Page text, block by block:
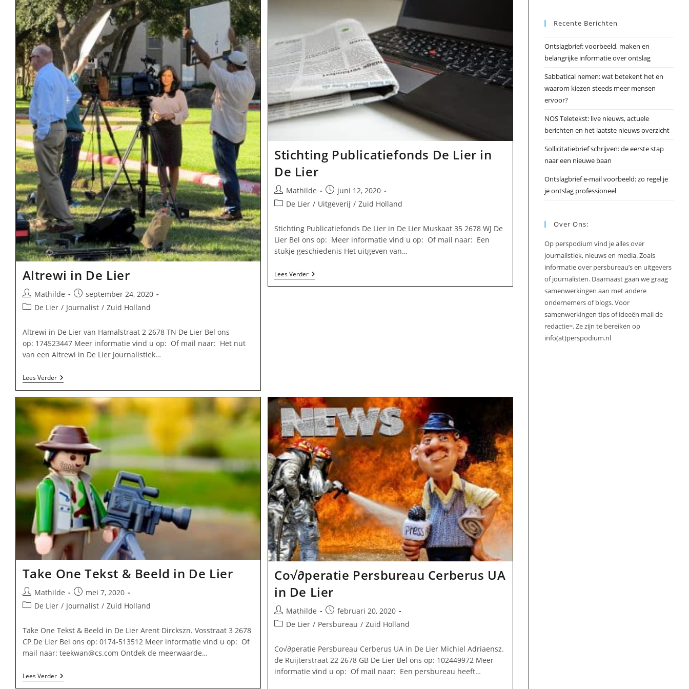
Altrewi in De Lier
Bericht
auteur:
Mathilde
Bericht
gepubliceerd
september 24, 2020
Berichtcategorie:
De Lier / Journalist / Zuid Holland
Altrewi in De Lier van Hamalstraat 2 2678 TN De Lier Bel ons
op: 174523447 Meer informatie vind u op: Of mail naar: Het nut
van een Altrewi in De Lier Journalistiek…
Lees VerderAltrewi
In
Lier
Stichting Publicatiefonds De Lier in
De Lier
Bericht
auteur:
Mathilde
Bericht
gepubliceerd
op:
juni 12, 2020
Berichtcategorie:
De Lier / Uitgeverij / Zuid Holland
Stichting Publicatiefonds De Lier in De Lier Muskaat 35 2678 WJ De
Lier Bel ons op: Meer informatie vind u op: Of mail naar: Een
stukje geschiedenis Het uitgeven van…
Lees VerderStichting
Publicatiefonds
Take One Tekst & Beeld in De Lier
Bericht
auteur:
Mathilde
Bericht
gepubliceerd
mei 7, 2020
Berichtcategorie:
De Lier / Journalist / Zuid Holland
Take One Tekst & Beeld in De Lier Arent Dirckszn. Vosstraat 3 2678
CP De Lier Bel ons op: 0174-513512 Meer informatie vind u op: Of
mail naar: teekwan@cs.com Ontdek de meerwaarde…
Lees VerderTake
One
Co√∂peratie Persbureau Cerberus UA
in De Lier
Bericht
auteur:
Mathilde
Bericht
gepubliceerd
februari 20, 2020
Berichtcategorie:
De Lier / Persbureau / Zuid Holland
Co√∂peratie Persbureau Cerberus UA in De Lier Michiel Adriaensz.
de Ruijterstraat 22 2678 GB De Lier Bel ons op: 102449972 Meer
informatie vind u op: Of mail naar: Een persbureau heeft…
Recente Berichten
Ontslagbrief: voorbeeld, maken en
belangrijke informatie over ontslag
Sabbatical nemen: wat betekent het en
waarom kiezen steeds meer mensen
ervoor?
NOS Teletekst: live nieuws, actuele
berichten en het laatste nieuws overzicht
Sollicitatiebrief schrijven: de eerste stap
naar een nieuwe baan
Ontslagbrief e-mail voorbeeld: zo regel je
je ontslag professioneel
Over Ons:
Op perspodium vind je alles over
journalistiek, nieuws en media. Zoals
informatie over persbureau’s en uitgevers
of journalisten. Daarnaast gaan we graag
samenwerkingen aan met andere
ondernemers of blogs. Voor
samenwerkingen tips of ideeën mail de
redactie=. Ze zijn te bereiken op
info(at)perspodium.nl